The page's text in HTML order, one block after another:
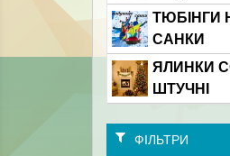
ТЮБІНГИ
САНКИ
ЯЛИНКИ
ШТУЧНІ
ФІЛЬТРИ